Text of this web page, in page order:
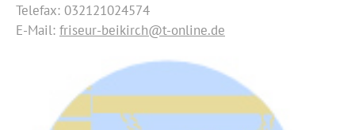
Telefax: 032121024574
E-Mail: friseur-beikirch@t-online.de